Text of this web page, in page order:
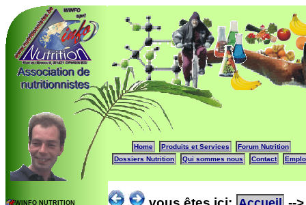
Home Produits et Services
Forum Nutrition
Dossiers Nutrition
Qui sommes nous Contact
WINFO NUTRITION